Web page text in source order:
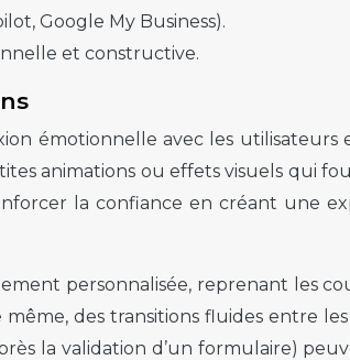
Google My Business).
et constructive.
émotionnelle avec les
animations ou effets visuels qui
la confiance en créant une
personnalisée, reprenant les
des transitions fluides entre
la validation d’un formulaire)